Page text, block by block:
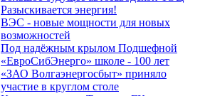
Разыскивается энергия!
ВЭС - новые мощности для новых
возможностей
Под надёжным крылом Подшефной
«ЕвроСибЭнерго» школе - 100 лет
«ЗАО Волгаэнергосбыт» приняло
участие в круглом столе